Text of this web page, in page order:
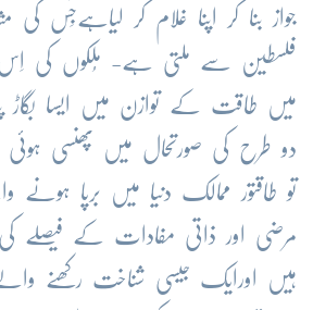
جواز بنا کر اپنا غلام کر لیا ہے جِس کی
فلسطین سے ملتی ہے- مُلکوں کی اِس
میں طاقت کے توازن میں ایسا بگاڑ
دو طرح کی صورتحال میں پھنسی
تو طاقتور ممالک دنیا میں برپا ہونے
مرضی اور ذاتی مفادات کے فیصلے
ہیں اورایک جیسی شناخت رکھنے والے